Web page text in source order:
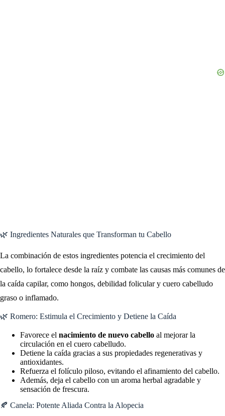
🌿 Ingredientes Naturales que Transforman tu Cabello
La combinación de estos ingredientes potencia el crecimiento del
cabello, lo fortalece desde la raíz y combate las causas más comunes de
la caída capilar, como hongos, debilidad folicular y cuero cabelludo
graso o inflamado.
🌿 Romero: Estimula el Crecimiento y Detiene la Caída
Favorece el nacimiento de nuevo cabello al mejorar la
circulación en el cuero cabelludo.
Detiene la caída gracias a sus propiedades regenerativas y
antioxidantes.
Refuerza el folículo piloso, evitando el afinamiento del cabello.
Además, deja el cabello con un aroma herbal agradable y
sensación de frescura.
🍂 Canela: Potente Aliada Contra la Alopecia